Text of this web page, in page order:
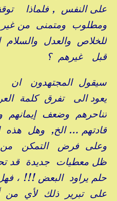
على النفس , فلماذا
ومطلوب ومتمنى من غير
للخلاص والعدل والسلام
قبل غيرهم ؟
سيقول المجتهدون ان
يعود الى تفرق كلمة
تناحرهم وضعف إيمانهم
قادتهم … الخ, وهل هذه
وعلى فرض التمكن من
ظل معطيات جديدة قد
حلم يراود البعض !!! ،
على تبرير ذلك لأي من